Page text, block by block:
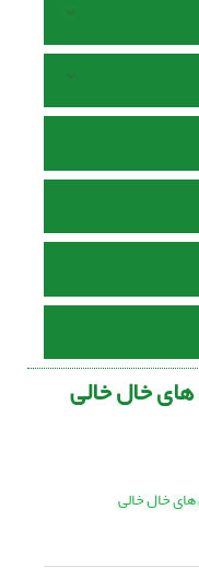
خال خالی